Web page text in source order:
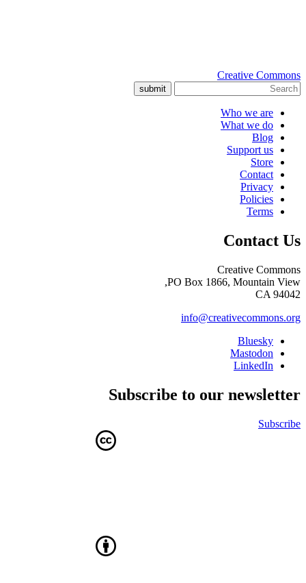
Creative Commons
submit
Who we are
What we do
Blog
Support us
Store
Contact
Privacy
Policies
Terms
Contact Us
Creative Commons
PO Box 1866, Mountain View,
CA 94042
info@creativecommons.org
Bluesky
Mastodon
LinkedIn
Subscribe to our newsletter
Subscribe